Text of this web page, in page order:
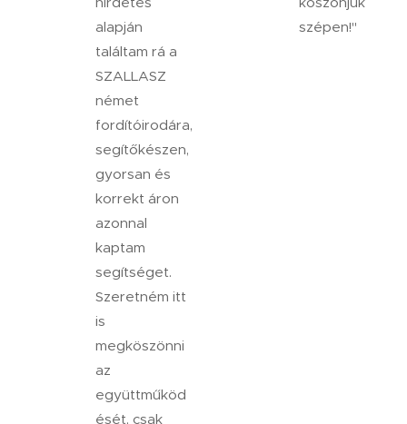
alapján
találtam rá a
SZALLASZ
német
fordítóirodára,
segítőkészen,
gyorsan és
korrekt áron
azonnal
kaptam
segítséget.
Szeretném itt
is
megköszönni
az
együttműköd
ését, csak
szépen!"